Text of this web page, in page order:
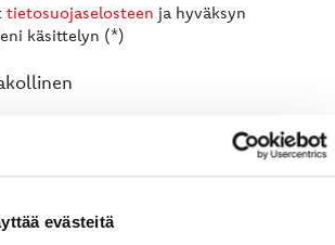
evästeitä
tietosuojaselosteen ja hyväksyn
käsittelyn (*)